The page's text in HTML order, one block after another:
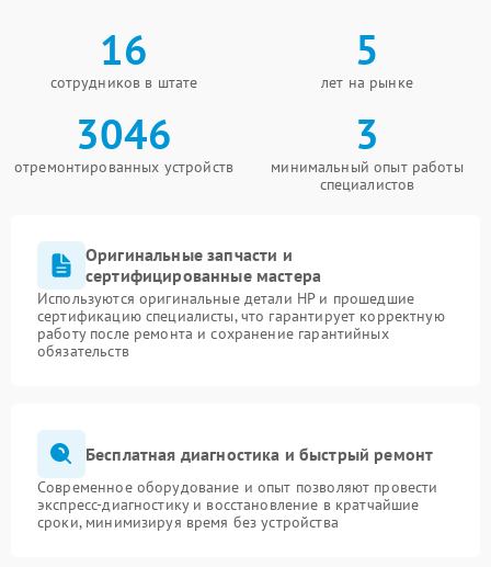
16
сотрудников в штате
5
лет на рынке
3046
отремонтированных устройств
3
минимальный опыт работы
специалистов
Оригинальные запчасти и
сертифицированные мастера
Используются оригинальные детали HP и прошедшие
сертификацию специалисты, что гарантирует корректную
работу после ремонта и сохранение гарантийных
обязательств
Бесплатная диагностика и быстрый ремонт
Современное оборудование и опыт позволяют провести
экспресс-диагностику и восстановление в кратчайшие
сроки, минимизируя время без устройства